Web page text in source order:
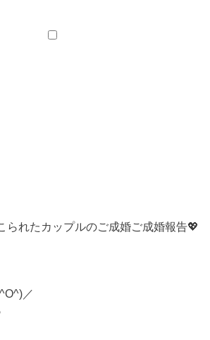
られたカップルのご成婚ご成婚報告💖
／